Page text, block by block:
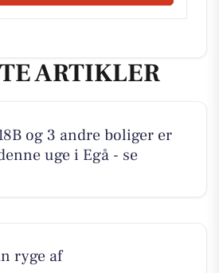
ARTIKLER
og 3 andre boliger er
uge i Egå - se
ryge af